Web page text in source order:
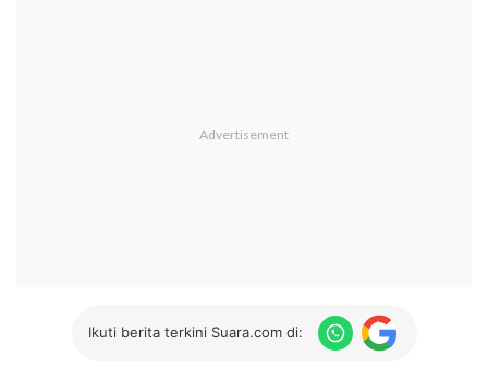
Ikuti berita terkini Suara.com di: